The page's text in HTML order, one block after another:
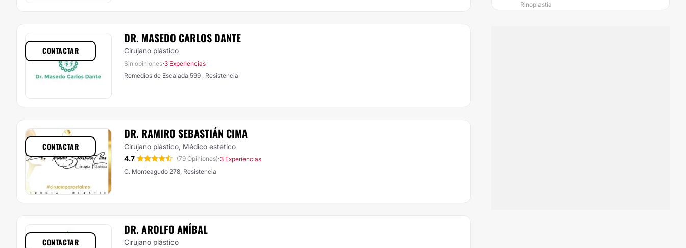
DR. MASEDO CARLOS DANTE
Cirujano plástico
Sin opiniones·3 Experiencias
Remedios de Escalada 599 , Resistencia
CONTACTAR
DR. RAMIRO SEBASTIÁN CIMA
Cirujano plástico, Médico estético
4.7
(79 Opiniones)·3 Experiencias
C. Monteagudo 278, Resistencia
CONTACTAR
DR. AROLFO ANÍBAL
Cirujano plástico
CONTACTAR
Rinoplastia